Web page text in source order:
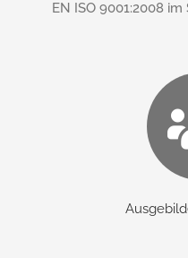
EN ISO 9001:2008